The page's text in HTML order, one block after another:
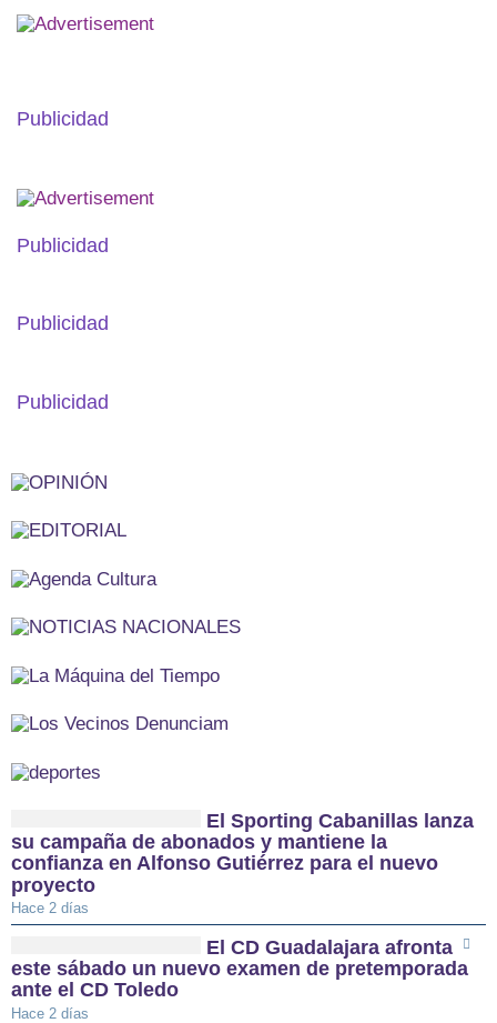
Publicidad
Publicidad
Publicidad
Publicidad
El Sporting Cabanillas lanza
su campaña de abonados y mantiene la
confianza en Alfonso Gutiérrez para el nuevo
proyecto
Hace 2 días
El CD Guadalajara afronta
este sábado un nuevo examen de pretemporada
ante el CD Toledo
Hace 2 días